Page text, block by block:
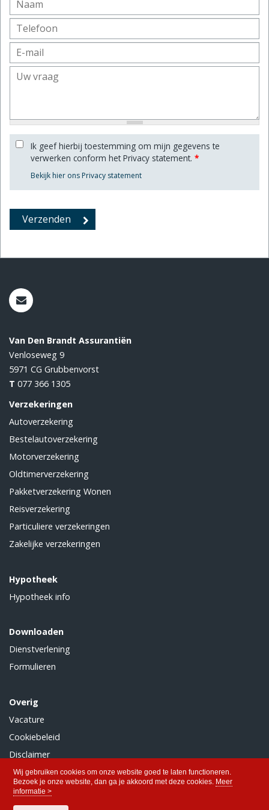
Wij gebruiken cookies om onze website goed te laten functioneren.
Bezoek je onze website, dan ga je akkoord met deze cookies. Meer
informatie >
Ik geef hierbij toestemming om mijn gegevens te
verwerken conform het Privacy statement. *
Bekijk hier ons Privacy statement
Van Den Brandt Assurantiën
Venloseweg 9
5971 CG Grubbenvorst
T 077 366 1305
Verzekeringen
Autoverzekering
Bestelautoverzekering
Motorverzekering
Oldtimerverzekering
Pakketverzekering Wonen
Reisverzekering
Particuliere verzekeringen
Zakelijke verzekeringen
Hypotheek
Hypotheek info
Downloaden
Dienstverlening
Formulieren
Overig
Vacature
Cookiebeleid
Disclaimer
Privacy